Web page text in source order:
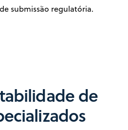
submissão regulatória.
de